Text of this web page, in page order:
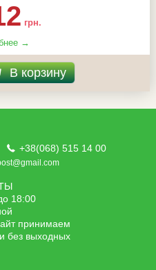
грн.
→
В корзину
+38(068) 515 14 00
18:00
принимаем
без выходных